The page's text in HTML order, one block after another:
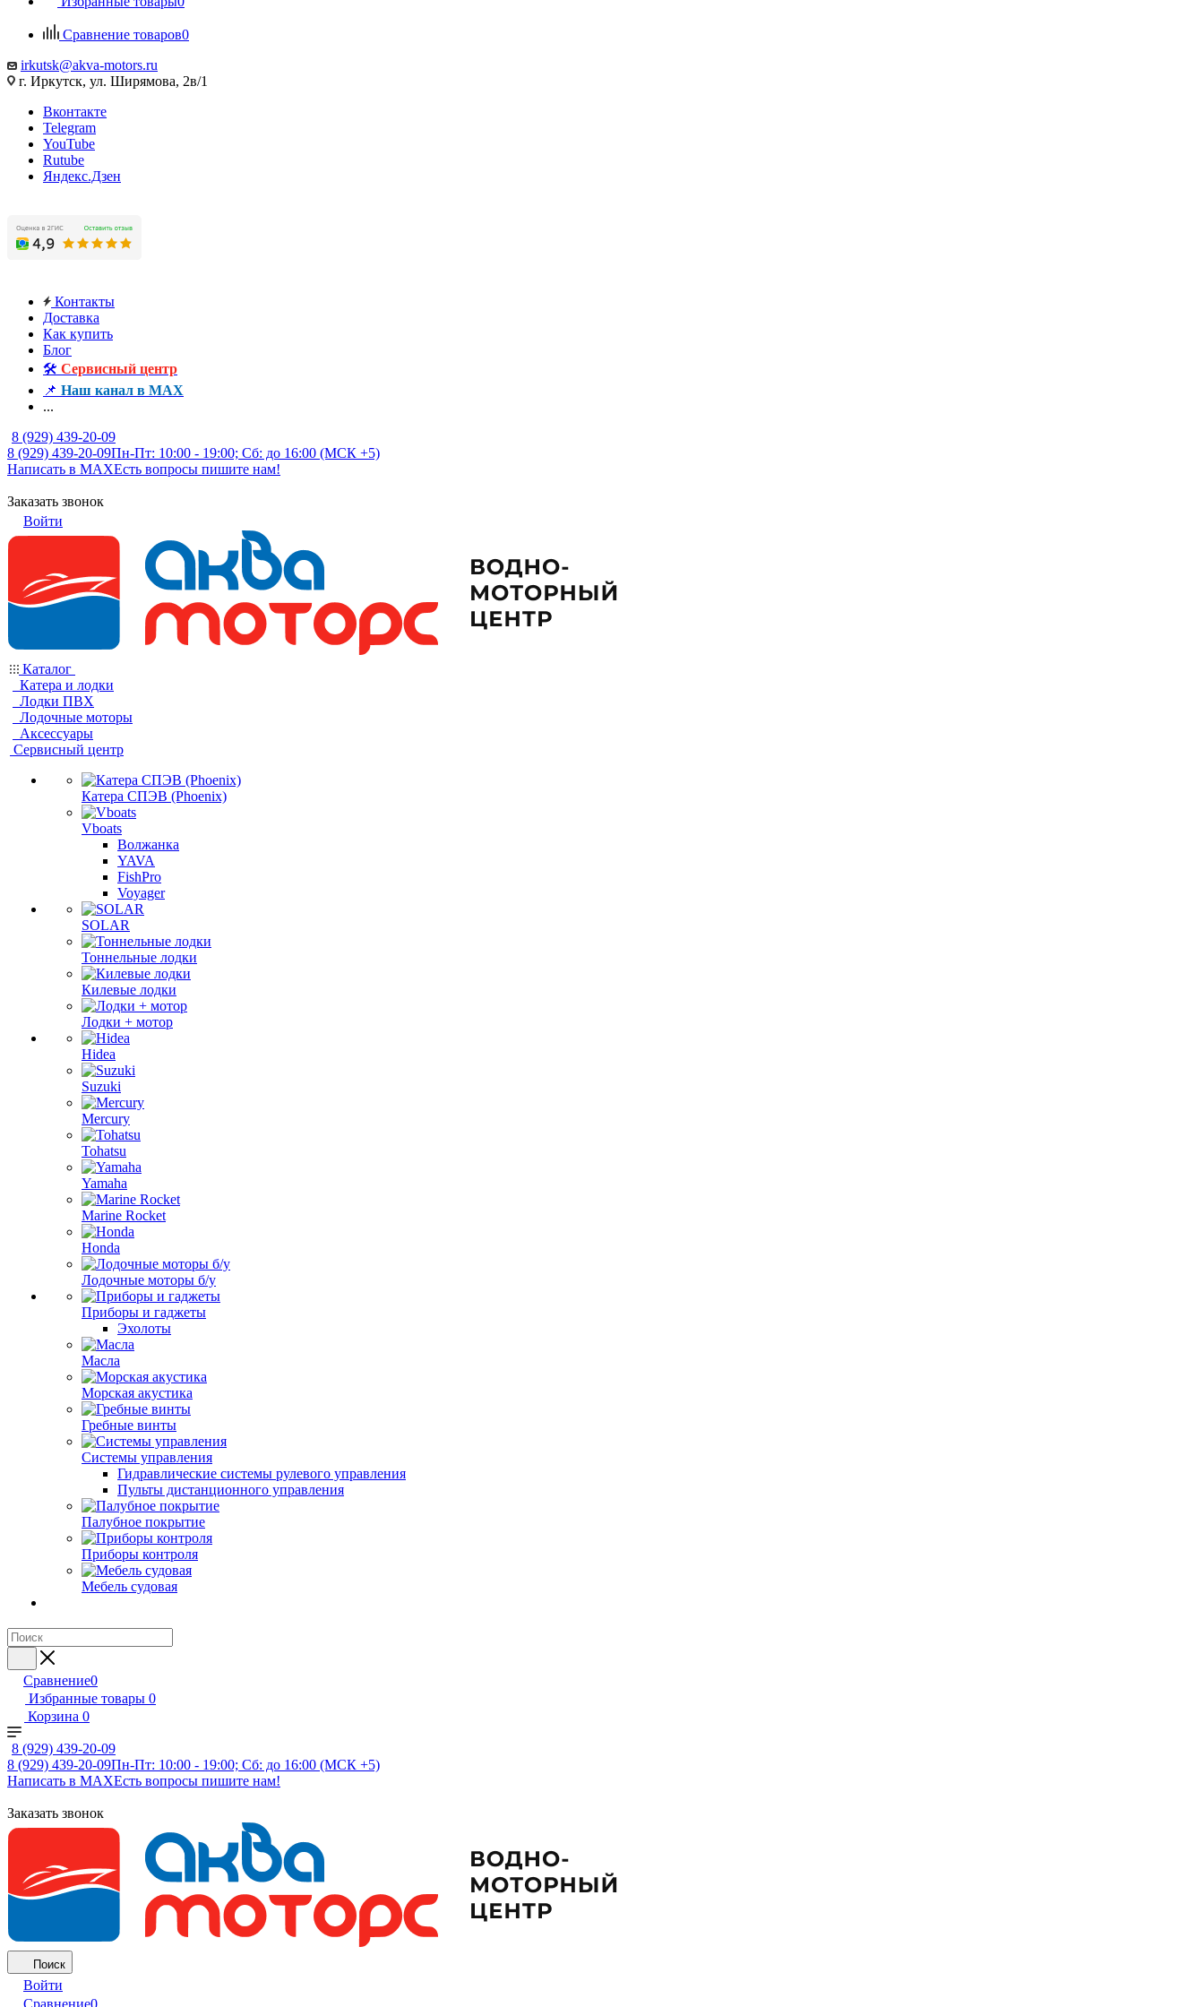
Сравнение товаров0
irkutsk@akva-motors.ru
г. Иркутск, ул. Ширямова, 2в/1
Вконтакте
Telegram
YouTube
Rutube
Яндекс.Дзен
Контакты
Доставка
Как купить
Блог
🛠️ Сервисный центр
📌 Наш канал в MAX
...
8 (929) 439-20-09
8 (929) 439-20-09Пн-Пт: 10:00 - 19:00; Сб: до 16:00 (МСК +5)
Написать в MAXЕсть вопросы пишите нам!
Заказать звонок
Войти
Каталог
Катера и лодки
Лодки ПВХ
Лодочные моторы
Аксессуары
Сервисный центр
Катера СПЭВ (Phoenix)
Vboats
Волжанка
YAVA
FishPro
Voyager
SOLAR
Тоннельные лодки
Килевые лодки
Лодки + мотор
Hidea
Suzuki
Mercury
Tohatsu
Yamaha
Marine Rocket
Honda
Лодочные моторы б/у
Приборы и гаджеты
Эхолоты
Масла
Морская акустика
Гребные винты
Системы управления
Гидравлические системы рулевого управления
Пульты дистанционного управления
Палубное покрытие
Приборы контроля
Мебель судовая
Сравнение0
Избранные товары 0
Корзина 0
8 (929) 439-20-09
8 (929) 439-20-09Пн-Пт: 10:00 - 19:00; Сб: до 16:00 (МСК +5)
Написать в MAXЕсть вопросы пишите нам!
Заказать звонок
Поиск
Войти
Сравнение0